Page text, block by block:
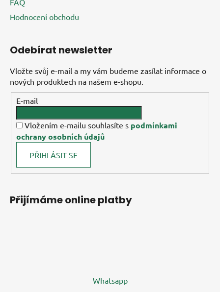
Hodnocení obchodu
Odebírat newsletter
Vložte svůj e-mail a my vám budeme zasílat informace o
nových produktech na našem e-shopu.
E-mail
Vložením e-mailu souhlasíte s podmínkami
ochrany osobních údajů
PŘIHLÁSIT SE
Přijímáme online platby
Whatsapp